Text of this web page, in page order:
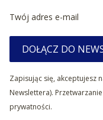
Twój adres e-mail
DOŁĄCZ DO
Zapisując się, akceptujesz
Newslettera).
prywatności.